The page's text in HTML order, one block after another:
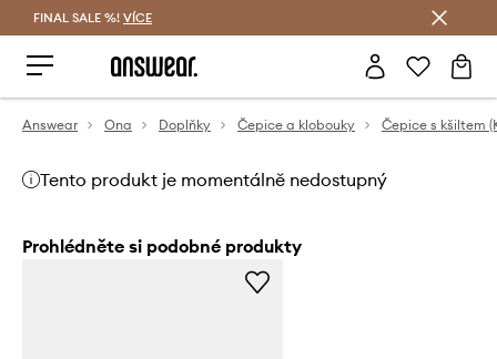
FINAL SALE %! VÍCE
Answear Ona Doplňky Čepice a klobouky Čepice s kšiltem
Tento produkt je momentálně nedostupný
Prohlédněte si podobné produkty